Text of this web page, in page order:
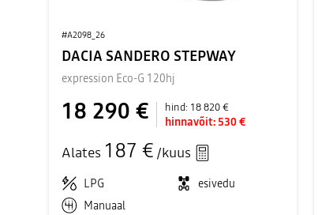
#A2098_26
DACIA SANDERO STEPWAY
expression Eco-G 120hj
18 290 € hind: 18 820 €
hinnavõit: 530 €
Alates 187 € /kuus
LPG
esivedu
Manuaal